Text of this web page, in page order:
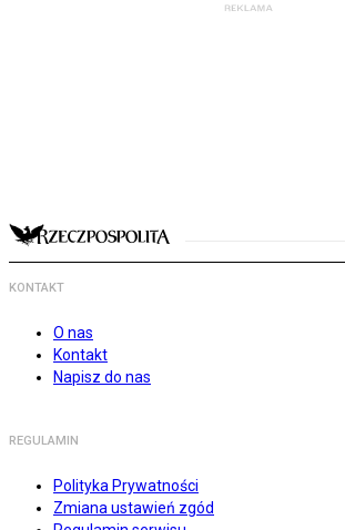
KONTAKT
O nas
Kontakt
Napisz do nas
REGULAMIN
Polityka Prywatności
Zmiana ustawień zgód